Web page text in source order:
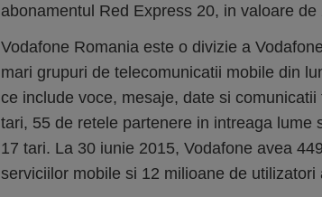
abonamentul Red Express 20, in valoare
Vodafone Romania este o divizie a
mari grupuri de telecomunicatii mobile din
ce include voce, mesaje, date si
tari, 55 de retele partenere in intreaga lume
17 tari. La 30 iunie 2015, Vodafone avea
serviciilor mobile si 12 milioane de